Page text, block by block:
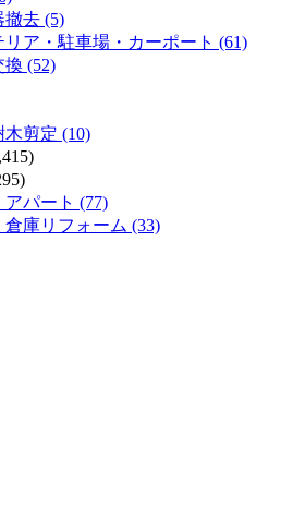
撤去 (5)
ア・駐車場・カーポート (61)
(52)
剪定 (10)
パート (77)
倉庫リフォーム (33)